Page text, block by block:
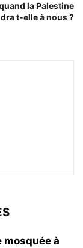
la Palestine
t-elle à nous ?
à